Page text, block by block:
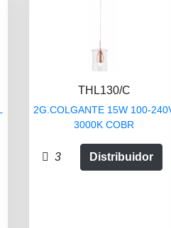
THL130/C
2G.COLGANTE 15W 100-
3000K COBR
3 Distribuidor